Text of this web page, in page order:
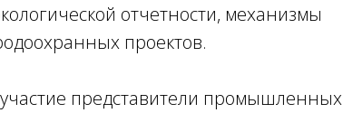
отчетности, механизмы
проектов.
представители промышленных